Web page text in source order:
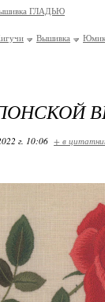
ГЛАДЬЮ
Вышивка
г. 10:06 + в